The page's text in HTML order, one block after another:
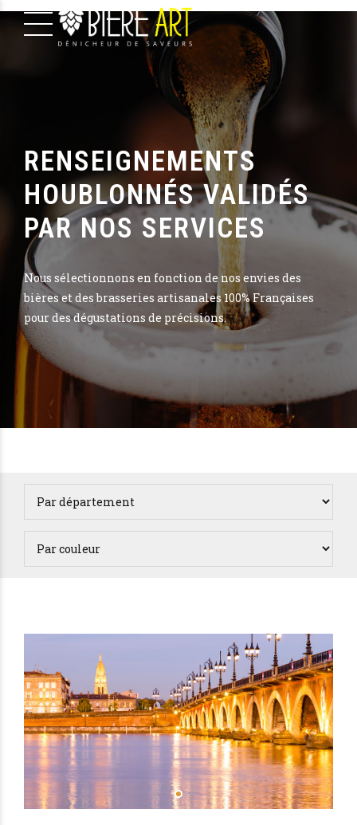
RENSEIGNEMENTS
HOUBLONNÉS VALIDÉS
PAR NOS SERVICES
Nous sélectionnons en fonction de nos envies des
bières et des brasseries artisanales 100% Françaises
pour des dégustations de précisions.